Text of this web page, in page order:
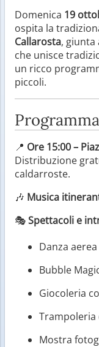
Domenica 19
ospita la
Callarosta, giunta
che unisce
un ricco
piccoli.
📍 Ore 15:00 –
Distribuzione
caldarroste.
🎶 Musica
🎭Spettacoli e
Danza
Bubble
Giocoleria
Trampoleria
Mostra